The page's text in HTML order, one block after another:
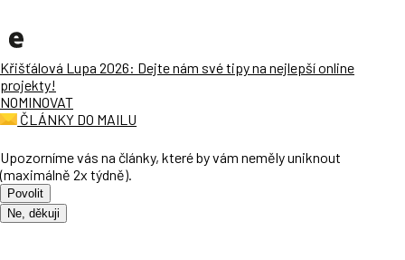
Křišťálová Lupa 2026: Dejte nám své tipy na nejlepší online
projekty!
NOMINOVAT
ČLÁNKY DO MAILU
Upozorníme vás na články, které by vám neměly uniknout
(maximálně 2x týdně).
Povolit
Ne, děkuji